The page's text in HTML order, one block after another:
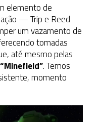
elemento de
— Trip e Reed
um vazamento de
tomadas
até mesmo pelas
“Minefield”. Temos
momento